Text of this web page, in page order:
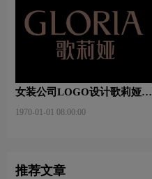
女装公司LOGO设计歌莉娅公
1970-01-01 08:00:00
推荐文章